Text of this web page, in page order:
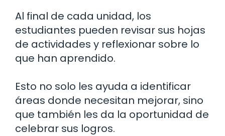
Al final de cada unidad, los
estudiantes pueden revisar sus hojas
de actividades y reflexionar sobre lo
que han aprendido.
Esto no solo les ayuda a identificar
áreas donde necesitan mejorar, sino
que también les da la oportunidad de
celebrar sus logros.